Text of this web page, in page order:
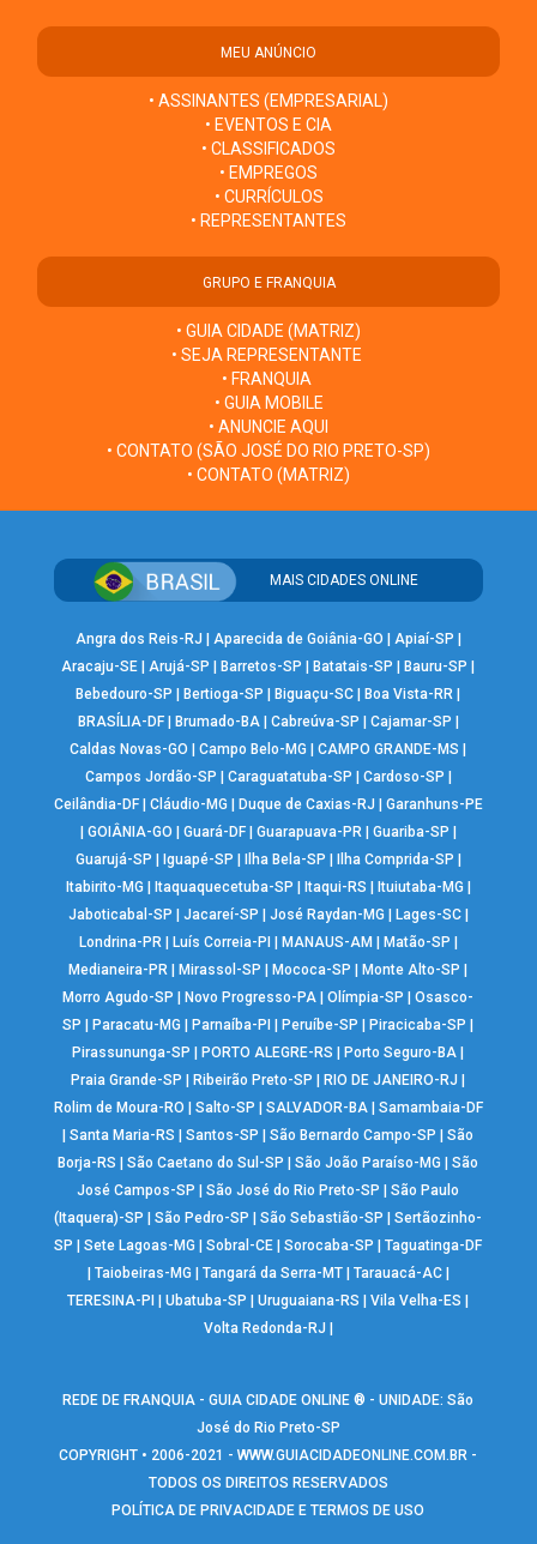
MEU ANÚNCIO
• ASSINANTES (EMPRESARIAL)
• EVENTOS E CIA
• CLASSIFICADOS
• EMPREGOS
• CURRÍCULOS
• REPRESENTANTES
GRUPO E FRANQUIA
• GUIA CIDADE (MATRIZ)
• SEJA REPRESENTANTE
• FRANQUIA
• GUIA MOBILE
• ANUNCIE AQUI
• CONTATO (SÃO JOSÉ DO RIO PRETO-SP)
• CONTATO (MATRIZ)
MAIS CIDADES ONLINE
Angra dos Reis-RJ | Aparecida de Goiânia-GO | Apiaí-SP |
Aracaju-SE | Arujá-SP |Barretos-SP |Batatais-SP |Bauru-SP |
Bebedouro-SP |Bertioga-SP |Biguaçu-SC |Boa Vista-RR |
BRASÍLIA-DF| Brumado-BA| Cabreúva-SP | Cajamar-SP |
Caldas Novas-GO |Campo Belo-MG |CAMPO GRANDE-MS |
Campos Jordão-SP | Caraguatatuba-SP | Cardoso-SP |
Ceilândia-DF| Cláudio-MG | Duque de Caxias-RJ | Garanhuns-PE
| GOIÂNIA-GO | Guará-DF| Guarapuava-PR | Guariba-SP |
Guarujá-SP | Iguapé-SP | Ilha Bela-SP | Ilha Comprida-SP |
Itabirito-MG | Itaquaquecetuba-SP | Itaqui-RS | Ituiutaba-MG |
Jaboticabal-SP | Jacareí-SP | José Raydan-MG | Lages-SC|
Londrina-PR | Luís Correia-PI | MANAUS-AM | Matão-SP |
Medianeira-PR |Mirassol-SP |Mococa-SP |Monte Alto-SP |
Morro Agudo-SP |Novo Progresso-PA |Olímpia-SP |Osasco-
SP |Paracatu-MG |Parnaíba-PI |Peruíbe-SP |Piracicaba-SP |
Pirassununga-SP |PORTO ALEGRE-RS |Porto Seguro-BA |
Praia Grande-SP |Ribeirão Preto-SP |RIO DE JANEIRO-RJ |
Rolim de Moura-RO | Salto-SP | SALVADOR-BA| Samambaia-DF
|Santa Maria-RS |Santos-SP |São Bernardo Campo-SP |São
Borja-RS |São Caetano do Sul-SP |São João Paraíso-MG |São
José Campos-SP |São José do Rio Preto-SP |São Paulo
(Itaquera)-SP |São Pedro-SP |São Sebastião-SP |Sertãozinho-
SP |Sete Lagoas-MG |Sobral-CE |Sorocaba-SP |Taguatinga-DF
| Taiobeiras-MG | Tangará da Serra-MT| Tarauacá-AC|
TERESINA-PI |Ubatuba-SP |Uruguaiana-RS |Vila Velha-ES |
Volta Redonda-RJ |
REDE DE FRANQUIA - GUIA CIDADE ONLINE ® - UNIDADE: São
José do Rio Preto-SP
COPYRIGHT • 2006-2021 -WWW.GUIACIDADEONLINE.COM.BR -
TODOS OS DIREITOS RESERVADOS
POLÍTICA DE PRIVACIDADE E TERMOS DE USO